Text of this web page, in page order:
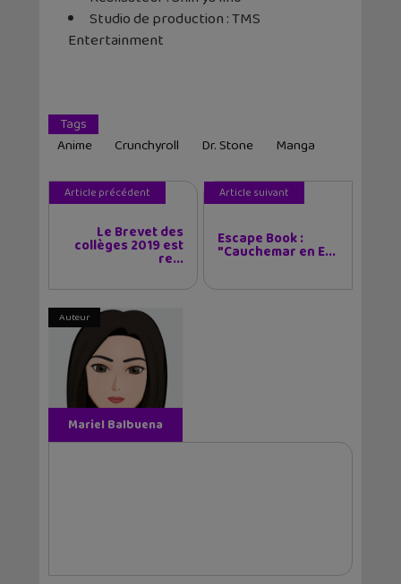
Studio de production : TMS
Entertainment
Tags
Anime
Crunchyroll Dr. Stone Manga
Article précédent
Le Brevet des
collèges 2019 est
re...
Article suivant
Escape Book :
"Cauchemar en E...
Auteur
Mariel Balbuena